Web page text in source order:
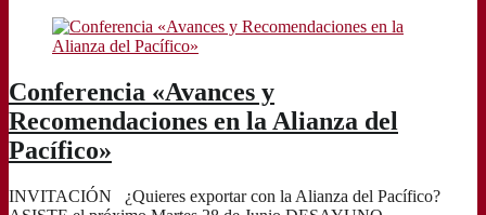
Conferencia «Avances y
Recomendaciones en la Alianza del
Pacífico»
INVITACIÓN ¿Quieres exportar con la Alianza del Pacífico?